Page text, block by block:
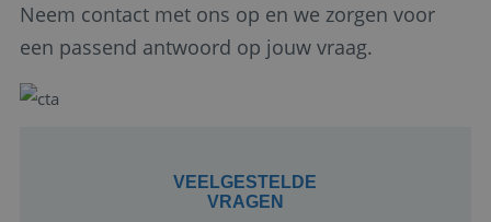
Neem contact met ons op en we zorgen voor
een passend antwoord op jouw vraag.
VEELGESTELDE
VRAGEN